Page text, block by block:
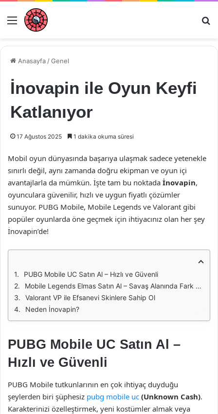
Menü
Anasayfa /Genel
İnovapin ile Oyun Keyfi
Katlanıyor
17 Ağustos 2025 1 dakika okuma süresi
Mobil oyun dünyasında başarıya ulaşmak sadece yetenekle
sınırlı değil, aynı zamanda doğru ekipman ve oyun içi
avantajlarla da mümkün. İşte tam bu noktada İnovapin,
oyunculara güvenilir, hızlı ve uygun fiyatlı çözümler
sunuyor. PUBG Mobile, Mobile Legends ve Valorant gibi
popüler oyunlarda öne geçmek için ihtiyacınız olan her şey
İnovapin’de!
PUBG Mobile UC Satın Al – Hızlı ve Güvenli
Mobile Legends Elmas Satın Al – Savaş Alanında Fark Yarat
Valorant VP ile Efsanevi Skinlere Sahip Ol
Neden İnovapin?
PUBG Mobile UC Satın Al –
Hızlı ve Güvenli
PUBG Mobile tutkunlarının en çok ihtiyaç duyduğu
şeylerden biri şüphesiz pubg mobile uc (Unknown Cash).
Karakterinizi özelleştirmek, yeni kostümler almak veya